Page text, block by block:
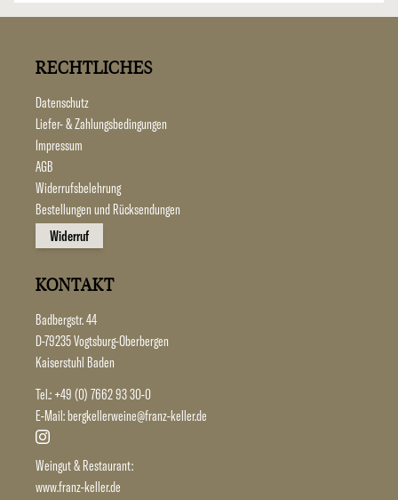
RECHTLICHES
Datenschutz
Liefer- & Zahlungsbedingungen
Impressum
AGB
Widerrufsbelehrung
Bestellungen und Rücksendungen
Widerruf
KONTAKT
Badbergstr. 44
D-79235 Vogtsburg-Oberbergen
Kaiserstuhl Baden
Tel.: +49 (0) 7662 93 30-0
E-Mail:bergkellerweine@franz-keller.de
Weingut & Restaurant:
www.franz-keller.de